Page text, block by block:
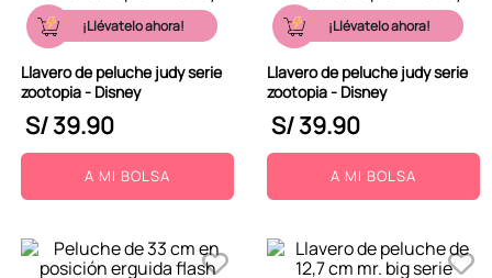
¡Llévatelo ahora!
Llavero de peluche judy serie
zootopia - Disney
S/39.90
A MI BOLSA
¡Llévatelo ahora!
Llavero de peluche judy serie
zootopia - Disney
S/39.90
A MI BOLSA